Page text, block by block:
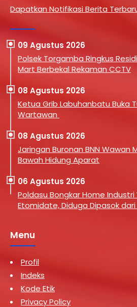
Dapatkan Notifikasi Berita
09 Agustus 2026
Polsek Torgamba Ringkus
Mart Berbekal Rekaman CCTV
08 Agustus 2026
Ketua Grib Labuhanbatu Buka
Wartawan
08 Agustus 2026
Jaringan Buronan BNN Wawan
Bawah Hidung Aparat
06 Agustus 2026
Poldasu Bongkar Home
Etomidate, Diduga Dipasok
Menu
Profil
Indeks
Kode Etik
Privacy Policy